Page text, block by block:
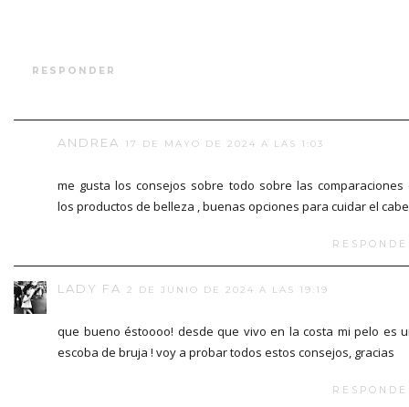
RESPONDER
ANDREA 17 DE MAYO DE 2024 A LAS 1:03
me gusta los consejos sobre todo sobre las comparaciones
los productos de belleza , buenas opciones para cuidar el
LADY FA 2 DE JUNIO DE 2024 A LAS 19:19
que bueno éstoooo! desde que vivo en la costa mi pelo es
escoba de bruja ! voy a probar todos estos consejos, gracias